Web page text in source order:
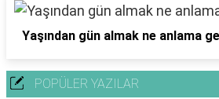
Yaşından gün almak ne anlama
POPÜLER YAZILAR